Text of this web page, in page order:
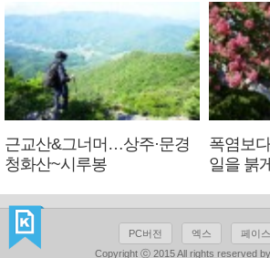
근교산&그너머…상주·문경
청화산~시루봉
폭염보
일을 붉
PC버전 엑스
페이
Copyright ⓒ 2015 All rights reserved